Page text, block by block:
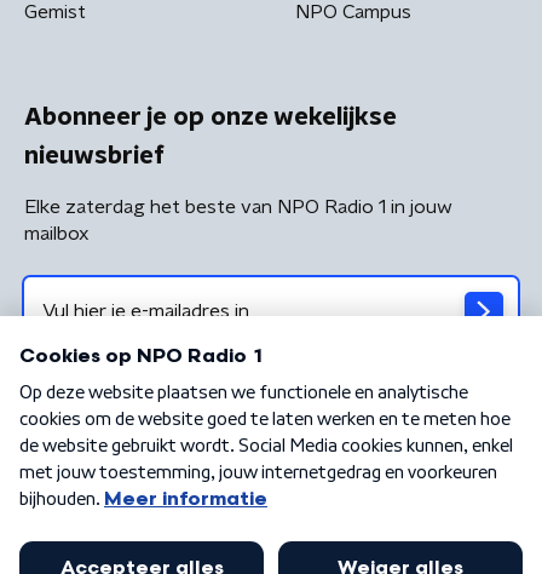
Gemist NPO Campus
Abonneer je op onze wekelijkse
nieuwsbrief
Elke zaterdag het beste van NPO Radio 1 in jouw
mailbox
Algemene voorwaarden